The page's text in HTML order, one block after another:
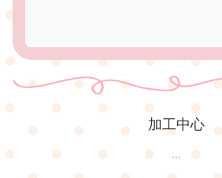
加工中心
...